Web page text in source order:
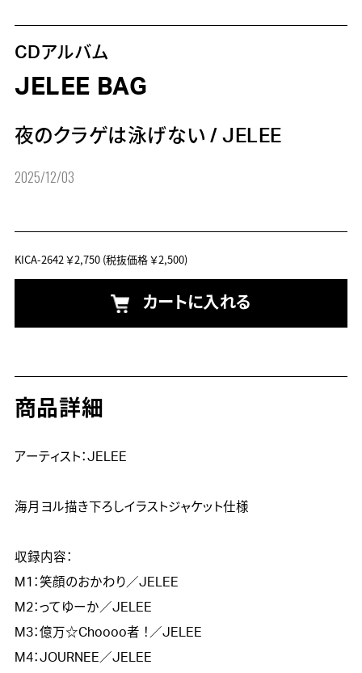
CDアルバム
JELEE BAG
夜のクラゲは泳げない /JELEE
2025/12/03
KICA-2642￥2,750(税抜価格 ￥2,500)
カートに入れる
商品詳細
アーティスト：JELEE
海月ヨル描き下ろしイラストジャケット仕様
収録内容：
M1：笑顔のおかわり／JELEE
M2：ってゆーか／JELEE
M3：億万☆Choooo者 ！／JELEE
M4：JOURNEE／JELEE